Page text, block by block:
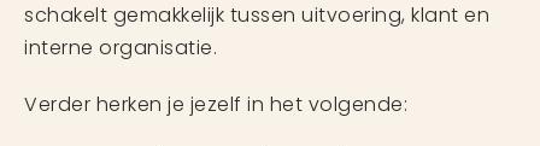
schakelt gemakkelijk tussen uitvoering, klant en
interne organisatie.
Verder herken je jezelf in het volgende: